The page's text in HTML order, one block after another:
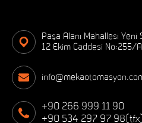
Paşa Alanı Mahallesi Yeni
12 Ekim Caddesi No:255/
+90 266 999 11 90
+90 534 297 97 98(tfx)